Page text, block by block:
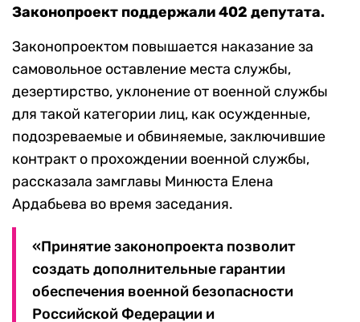
Законопроект поддержали 402 депутата.
Законопроектом повышается наказание за
самовольное оставление места службы,
дезертирство, уклонение от военной службы
для такой категории лиц, как осужденные,
подозреваемые и обвиняемые, заключившие
контракт о прохождении военной службы,
рассказала замглавы Минюста Елена
Ардабьева во время заседания.
«Принятие законопроекта позволит
создать дополнительные гарантии
обеспечения военной безопасности
Российской Федерации и